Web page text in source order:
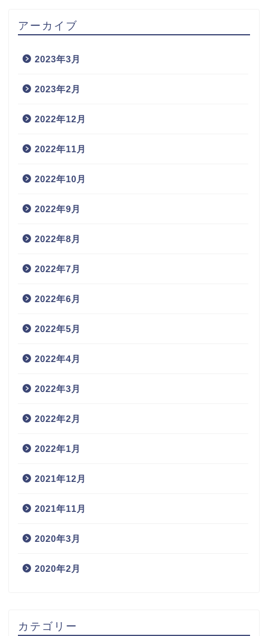
アーカイブ
2023年3月
2023年2月
2022年12月
2022年11月
2022年10月
2022年9月
2022年8月
2022年7月
2022年6月
2022年5月
2022年4月
2022年3月
2022年2月
2022年1月
2021年12月
2021年11月
2020年3月
2020年2月
カテゴリー